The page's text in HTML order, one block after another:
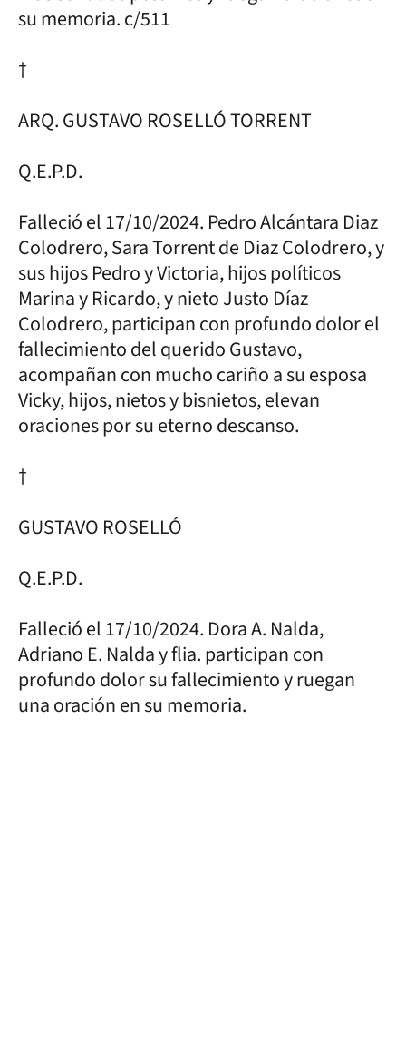
su memoria. c/511
†
ARQ. GUSTAVO ROSELLÓ TORRENT
Q.E.P.D.
Falleció el 17/10/2024. Pedro Alcántara Diaz
Colodrero, Sara Torrent de Diaz Colodrero, y
sus hijos Pedro y Victoria, hijos políticos
Marina y Ricardo, y nieto Justo Díaz
Colodrero, participan con profundo dolor el
fallecimiento del querido Gustavo,
acompañan con mucho cariño a su esposa
Vicky, hijos, nietos y bisnietos, elevan
oraciones por su eterno descanso.
†
GUSTAVO ROSELLÓ
Q.E.P.D.
Falleció el 17/10/2024. Dora A. Nalda,
Adriano E. Nalda y flia. participan con
profundo dolor su fallecimiento y ruegan
una oración en su memoria.